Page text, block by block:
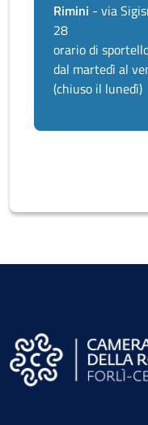
Rimini - via
28
orario di
dal martedì al
(chiuso il lunedì)